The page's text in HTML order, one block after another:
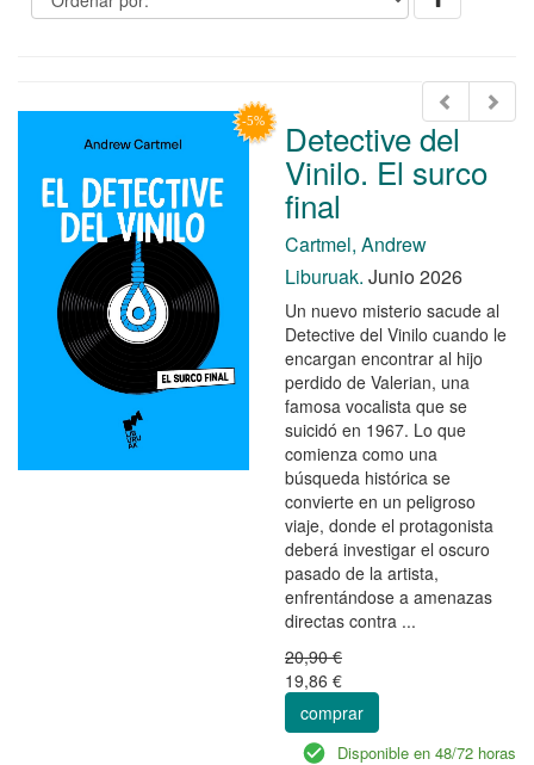
Detective del
Vinilo. El surco
final
Cartmel, Andrew
Liburuak. Junio 2026
Un nuevo misterio sacude al
Detective del Vinilo cuando le
encargan encontrar al hijo
perdido de Valerian, una
famosa vocalista que se
suicidó en 1967. Lo que
comienza como una
búsqueda histórica se
convierte en un peligroso
viaje, donde el protagonista
deberá investigar el oscuro
pasado de la artista,
enfrentándose a amenazas
directas contra ...
20,90 €
19,86 €
comprar
Disponible en 48/72 horas